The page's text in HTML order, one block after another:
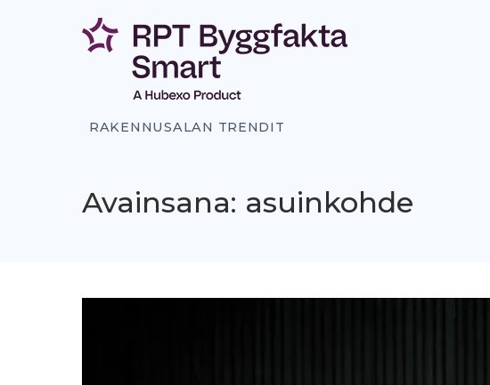
RAKENNUSALAN TRENDIT
Avainsana: asuinkohde